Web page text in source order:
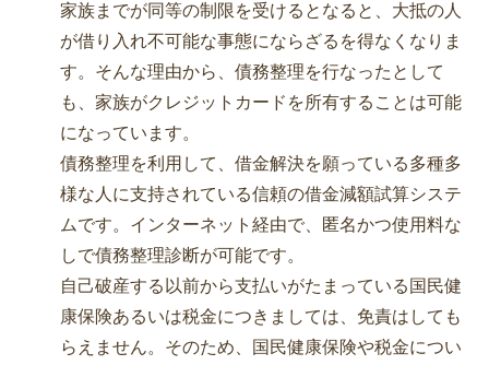
家族までが同等の制限を受けるとなると、大抵の人
が借り入れ不可能な事態にならざるを得なくなりま
す。そんな理由から、債務整理を行なったとして
も、家族がクレジットカードを所有することは可能
になっています。
債務整理を利用して、借金解決を願っている多種多
様な人に支持されている信頼の借金減額試算システ
ムです。インターネット経由で、匿名かつ使用料な
しで債務整理診断が可能です。
自己破産する以前から支払いがたまっている国民健
康保険あるいは税金につきましては、免責はしても
らえません。そのため、国民健康保険や税金につい